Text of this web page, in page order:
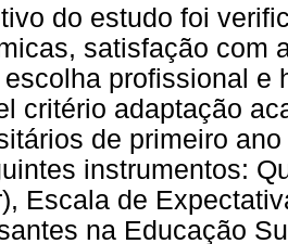
do estudo foi
satisfação com
escolha profissional e
critério adaptação
de primeiro
instrumentos:
Escala de
na Educação